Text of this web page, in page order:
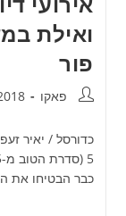
ואילת
פור
מחבר:פאקו
כדורסל / יאיר
כבר הבטיחו את